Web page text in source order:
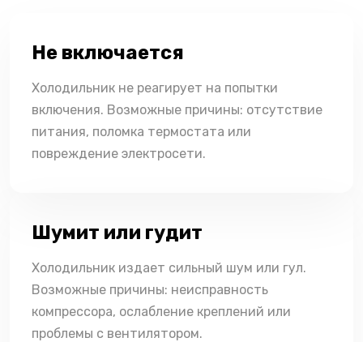
Не включается
Холодильник не реагирует на попытки
включения. Возможные причины: отсутствие
питания, поломка термостата или
повреждение электросети.
Шумит или гудит
Холодильник издает сильный шум или гул.
Возможные причины: неисправность
компрессора, ослабление креплений или
проблемы с вентилятором.